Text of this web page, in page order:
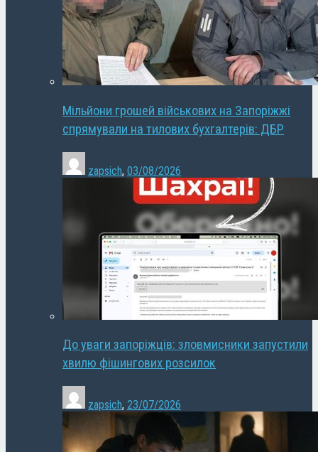
Мільйони грошей військових на Запоріжжі
спрямували на тилових бухгалтерів: ДБР
zapsich, 03/08/2026
До уваги запоріжців: зловмисники запустили
хвилю фішингових розсилок
zapsich, 23/07/2026